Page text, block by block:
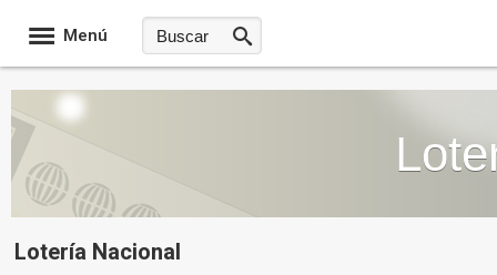
Menú
Lotería Nacional